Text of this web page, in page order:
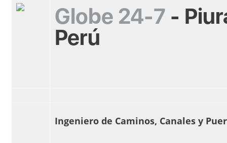
Globe 24-7 -
Perú
Ingeniero de Caminos, Canales y